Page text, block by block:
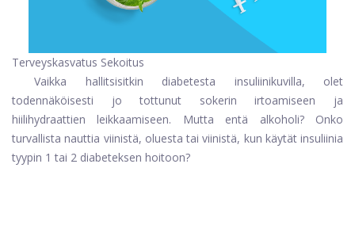
Terveyskasvatus Sekoitus
Vaikka hallitsisitkin diabetesta insuliinikuvilla, olet
todennäköisesti jo tottunut sokerin irtoamiseen ja
hiilihydraattien leikkaamiseen. Mutta entä alkoholi? Onko
turvallista nauttia viinistä, oluesta tai viinistä, kun käytät insuliinia
tyypin 1 tai 2 diabeteksen hoitoon?